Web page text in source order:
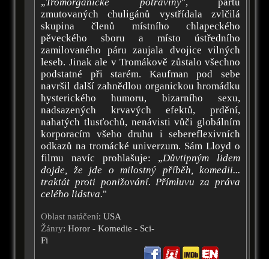
„Tromorganické potraviny", partu
zmutovaných chuligánů vystřídala zvlčilá
skupina členů místního chlapeckého
pěveckého sboru a místo ústředního
zamilovaného páru zaujala dvojice vilných
leseb. Jinak ale v Tromákově zůstalo všechno
podstatné při starém. Kaufman pod sebe
navršil další zahnědlou organickou hromádku
hysterického humoru, bizarního sexu,
nadsazených krvavých efektů, prdění,
nahatých tlusťochů, nenávisti vůči globálním
korporacím všeho druhu i sebereflexivních
odkazů na tromácké univerzum. Sám Lloyd o
filmu navíc prohlašuje: „Důvtipným lidem
dojde, že jde o milostný příběh, komedii...
traktát proti ponižování. Přímluvu za práva
celého lidstva."
Oblast natáčení: USA
Žánry: Horor - Komedie - Sci-
Fi